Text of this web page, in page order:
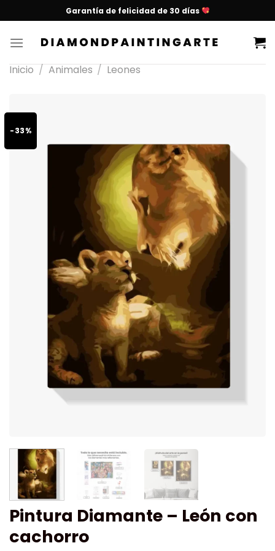
Garantía de felicidad de 30 días
Inicio / Animales / Leones
-33%
Pintura Diamante – León con
cachorro